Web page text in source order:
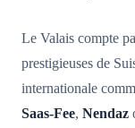
Le Valais compte
prestigieuses de
internationale
Saas-Fee, Nendaz